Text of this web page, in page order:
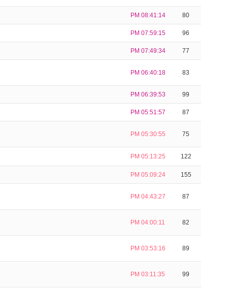
PM 08:41:14 80
PM 07:59:15 96
PM 07:49:34 77
PM 06:40:18 83
PM 06:39:53 99
PM 05:51:57 87
PM 05:30:55 75
PM 05:13:25 122
PM 05:09:24 155
PM 04:43:27 87
PM 04:00:11 82
PM 03:53:16 89
PM 03:11:35 99